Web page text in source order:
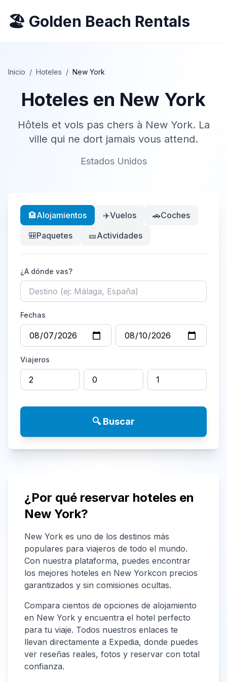
🏖️ Golden Beach Rentals
Inicio / Hoteles / New York
Hoteles en New York
Hôtels et vols pas chers à New York. La
ville qui ne dort jamais vous attend.
Estados Unidos
🏨Alojamientos ✈️Vuelos 🚗Coches
🎒Paquetes 🎫Actividades
¿A dónde vas?
Fechas
Viajeros
🔍 Buscar
¿Por qué reservar hoteles en
New York?
New York es uno de los destinos más
populares para viajeros de todo el mundo.
Con nuestra plataforma, puedes encontrar
los mejores hoteles en New Yorkcon precios
garantizados y sin comisiones ocultas.
Compara cientos de opciones de alojamiento
en New York y encuentra el hotel perfecto
para tu viaje. Todos nuestros enlaces te
llevan directamente a Expedia, donde puedes
ver reseñas reales, fotos y reservar con total
confianza.